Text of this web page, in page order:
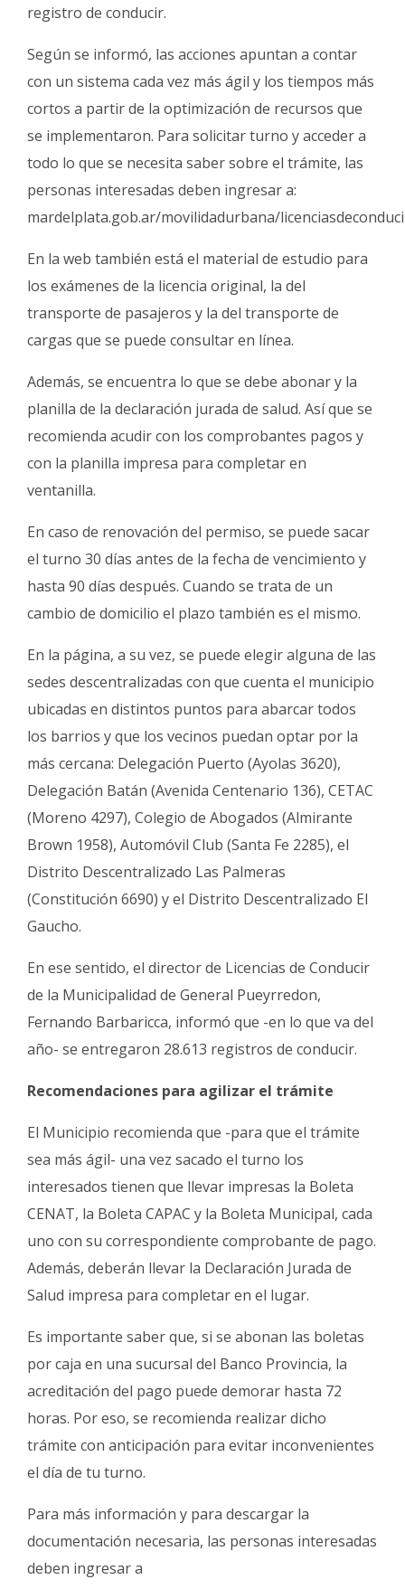
registro de conducir.
Según se informó, las acciones apuntan a contar
con un sistema cada vez más ágil y los tiempos más
cortos a partir de la optimización de recursos que
se implementaron. Para solicitar turno y acceder a
todo lo que se necesita saber sobre el trámite, las
personas interesadas deben ingresar a:
mardelplata.gob.ar/movilidadurbana/
En la web también está el material de estudio para
los exámenes de la licencia original, la del
transporte de pasajeros y la del transporte de
cargas que se puede consultar en línea.
Además, se encuentra lo que se debe abonar y la
planilla de la declaración jurada de salud. Así que se
recomienda acudir con los comprobantes pagos y
con la planilla impresa para completar en
ventanilla.
En caso de renovación del permiso, se puede sacar
el turno 30 días antes de la fecha de vencimiento y
hasta 90 días después. Cuando se trata de un
cambio de domicilio el plazo también es el mismo.
En la página, a su vez, se puede elegir alguna de las
sedes descentralizadas con que cuenta el municipio
ubicadas en distintos puntos para abarcar todos
los barrios y que los vecinos puedan optar por la
más cercana: Delegación Puerto (Ayolas 3620),
Delegación Batán (Avenida Centenario 136), CETAC
(Moreno 4297), Colegio de Abogados (Almirante
Brown 1958), Automóvil Club (Santa Fe 2285), el
Distrito Descentralizado Las Palmeras
(Constitución 6690) y el Distrito Descentralizado El
Gaucho.
En ese sentido, el director de Licencias de Conducir
de la Municipalidad de General Pueyrredon,
Fernando Barbaricca, informó que -en lo que va del
año- se entregaron 28.613 registros de conducir.
Recomendaciones para agilizar el trámite
El Municipio recomienda que -para que el trámite
sea más ágil- una vez sacado el turno los
interesados tienen que llevar impresas la Boleta
CENAT, la Boleta CAPAC y la Boleta Municipal, cada
uno con su correspondiente comprobante de pago.
Además, deberán llevar la Declaración Jurada de
Salud impresa para completar en el lugar.
Es importante saber que, si se abonan las boletas
por caja en una sucursal del Banco Provincia, la
acreditación del pago puede demorar hasta 72
horas. Por eso, se recomienda realizar dicho
trámite con anticipación para evitar inconvenientes
el día de tu turno.
Para más información y para descargar la
documentación necesaria, las personas interesadas
deben ingresar a